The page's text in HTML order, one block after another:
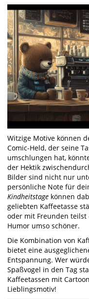
Witzige Motive können
Comic-Held, der seine
umschlungen hat,
der Hektik
Bilder sind nicht nur
persönliche Note für
Kindheitstage können
geliebten Kaffeetasse
oder mit Freunden teilst
Humor umso schöner.
Die Kombination von
bietet eine
Entspannung. Wer
Spaßvogel in den Tag
Kaffeetassen mit
Lieblingsmotiv!